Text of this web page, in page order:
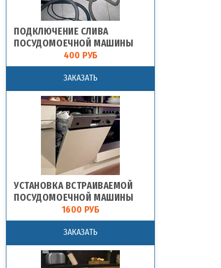
ПОДКЛЮЧЕНИЕ СЛИВА
ПОСУДОМОЕЧНОЙ МАШИНЫ
400 РУБ
ЗАКАЗАТЬ
УСТАНОВКА ВСТРАИВАЕМОЙ
ПОСУДОМОЕЧНОЙ МАШИНЫ
1600 РУБ
ЗАКАЗАТЬ